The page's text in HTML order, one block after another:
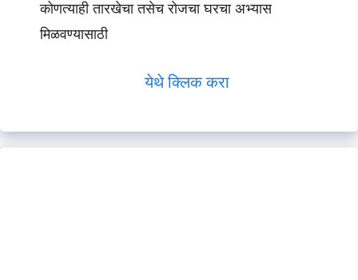
कोणत्याही तारखेचा तसेच रोजचा घरचा अभ्यास
मिळवण्यासाठी
येथे क्लिक करा